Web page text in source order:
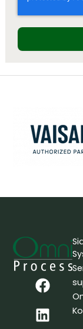
F
a
c
e
L
i
n
k
Y
o
u
t